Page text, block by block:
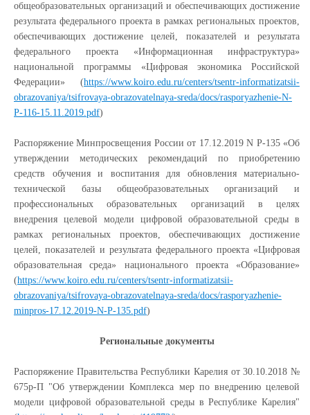
общеобразовательных организаций и обеспечивающих достижение
результата федерального проекта в рамках региональных проектов,
обеспечивающих достижение целей, показателей и результата
федерального проекта «Информационная инфраструктура»
национальной программы «Цифровая экономика Российской
Федерации» (https://www.koiro.edu.ru/centers/tsentr-informatizatsii-
obrazovaniya/tsifrovaya-obrazovatelnaya-sreda/docs/rasporyazhenie-N-
P-116-15.11.2019.pdf)
Распоряжение Минпросвещения России от 17.12.2019 N Р-135 «Об
утверждении методических рекомендаций по приобретению
средств обучения и воспитания для обновления материально-
технической базы общеобразовательных организаций и
профессиональных образовательных организаций в целях
внедрения целевой модели цифровой образовательной среды в
рамках региональных проектов, обеспечивающих достижение
целей, показателей и результата федерального проекта «Цифровая
образовательная среда» национального проекта «Образование»
(https://www.koiro.edu.ru/centers/tsentr-informatizatsii-
obrazovaniya/tsifrovaya-obrazovatelnaya-sreda/docs/rasporyazhenie-
minpros-17.12.2019-N-P-135.pdf)
Региональные документы
Распоряжение Правительства Республики Карелия от 30.10.2018 №
675р-П "Об утверждении Комплекса мер по внедрению целевой
модели цифровой образовательной среды в Республике Карелия"